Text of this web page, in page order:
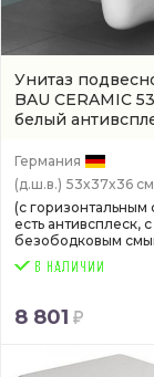
Унитаз
BAU CERAMIC
белый
Германия
(д.ш.в.) 53x37x36
(с горизонтальным
есть антивсплеск, с
безободковым
8 801